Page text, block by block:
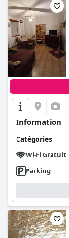
Information
Catégories
Wi-Fi Gratuit
Parking